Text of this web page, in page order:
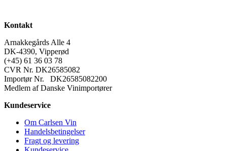
Kontakt
Arnakkegårds Alle 4
DK-4390, Vipperød
(+45) 61 36 03 78
CVR Nr. DK26585082
Importør Nr. DK26585082200
Medlem af Danske Vinimportører
Kundeservice
Om Carlsen Vin
Handelsbetingelser
Fragt og levering